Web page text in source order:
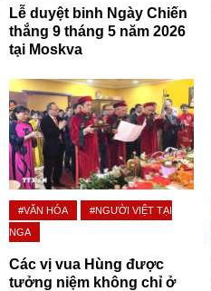
Lễ duyệt binh Ngày Chiến
thắng 9 tháng 5 năm 2026
tại Moskva
#VĂN HÓA
#NGƯỜI VIỆT TẠI
NGA
Các vị vua Hùng được
tưởng niệm không chỉ ở